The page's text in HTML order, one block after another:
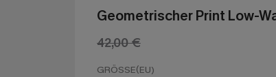
Geometrischer Print Low-
42,00 €
GRÖSSE(EU)